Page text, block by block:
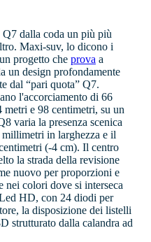
dalla coda un più più
Maxi-suv, lo dicono i
progetto che prova a
un design profondamente
dal “pari quota” Q7.
l'accorciamento di 66
e 98 centimetri, su un
varia la presenza scenica
in larghezza e il
(-4 cm). Il centro
la strada della revisione
nuovo per proporzioni e
nei colori dove si interseca
HD, con 24 diodi per
la disposizione dei listelli
strutturato dalla calandra ad